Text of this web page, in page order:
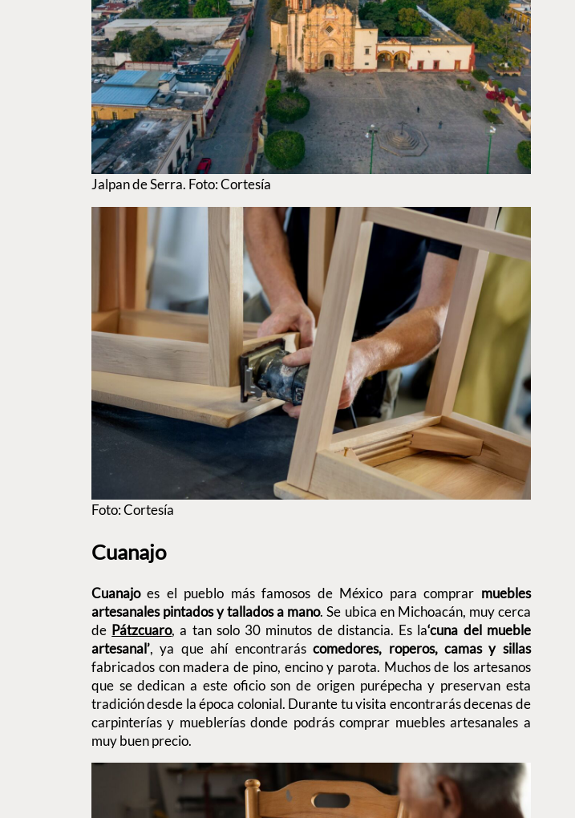
Jalpan de Serra. Foto: Cortesía
Foto: Cortesía
Cuanajo
Cuanajoes el pueblo más famosos de México para comprar muebles
artesanales pintados y tallados a mano. Se ubica en Michoacán, muy cerca
de Pátzcuaro, a tan solo 30 minutos de distancia. Es la‘cuna del mueble
artesanal’, ya que ahí encontraráscomedores, roperos, camas y sillas
fabricados con madera de pino, encino y parota. Muchos de los artesanos
que se dedican a este oficio son de origen purépecha y preservan esta
tradición desde la época colonial. Durante tu visita encontrarás decenas de
carpinterías y mueblerías donde podrás comprar muebles artesanales a
muy buen precio.